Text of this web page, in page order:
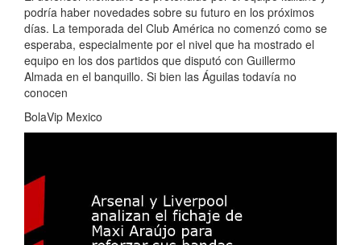
podría haber novedades sobre su futuro en los próximos
días. La temporada del Club América no comenzó como se
esperaba, especialmente por el nivel que ha mostrado el
equipo en los dos partidos que disputó con Guillermo
Almada en el banquillo. Si bien las Águilas todavía no
conocen
BolaVip Mexico